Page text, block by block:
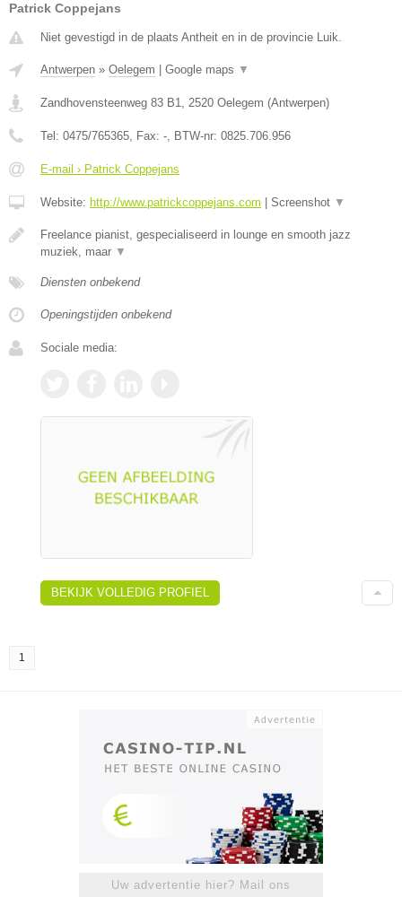
Patrick Coppejans
Niet gevestigd in de plaats Antheit en in de provincie Luik.
Antwerpen » Oelegem Google maps ▼
Zandhovensteenweg 83 B1, 2520 Oelegem (Antwerpen)
Tel: 0475/765365, Fax: -, BTW-nr: 0825.706.956
E-mail › Patrick Coppejans
Website: http://www.patrickcoppejans.com Screenshot ▼
Freelance pianist, gespecialiseerd in lounge en smooth jazz
muziek, maar ▼
Diensten onbekend
Openingstijden onbekend
Sociale media:
BEKIJK VOLLEDIG PROFIEL
1
Uw advertentie hier? Mail ons